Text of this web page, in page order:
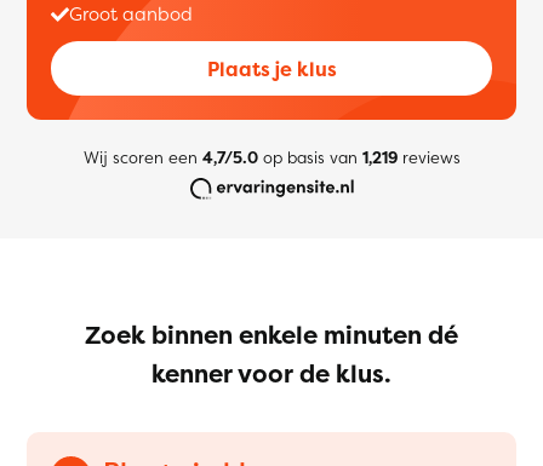
Groot aanbod
Plaats je klus
Wij scoren een 4,7/5.0op basis van 1,219reviews
Zoek binnen enkele minuten dé
kenner voor de klus.